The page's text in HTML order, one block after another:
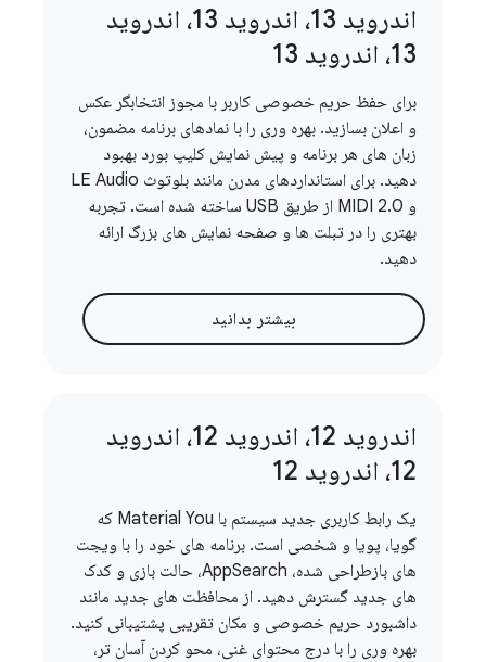
اندروید 13، اندروید 13، اندروید
13، اندروید 13
برای حفظ حریم خصوصی کاربر با مجوز انتخابگر عکس
و اعلان بسازید. بهره وری را با نمادهای برنامه مضمون،
زبان های هر برنامه و پیش نمایش کلیپ بورد بهبود
دهید. برای استانداردهای مدرن مانند بلوتوث LE Audio
و MIDI 2.0 از طریق USB ساخته شده است. تجربه
بهتری را در تبلت ها و صفحه نمایش های بزرگ ارائه
دهید.
بیشتر بدانید
اندروید 12، اندروید 12، اندروید
12، اندروید 12
یک رابط کاربری جدید سیستم با Material You که
گویا، پویا و شخصی است. برنامه های خود را با ویجت
های بازطراحی شده، AppSearch، حالت بازی و کدک
های جدید گسترش دهید. از محافظت های جدید مانند
داشبورد حریم خصوصی و مکان تقریبی پشتیبانی کنید.
بهره وری را با درج محتوای غنی، محو کردن آسان تر،